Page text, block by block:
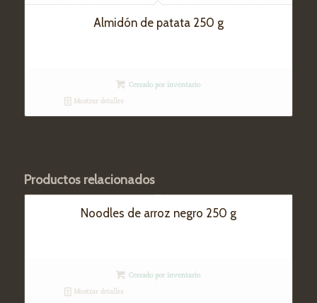
Almidón de patata 250 g
Cerrado por inventario
Mostrar detalles
Productos relacionados
Noodles de arroz negro 250 g
Cerrado por inventario
Mostrar detalles